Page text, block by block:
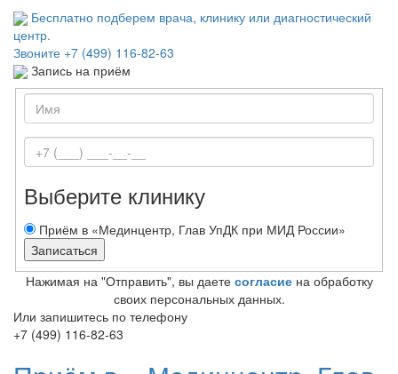
Бесплатно подберем врача, клинику или диагностический
центр.
Звоните +7 (499) 116-82-63
Запись на приём
Выберите клинику
Приём в «Мединцентр, Глав УпДК при МИД России»
Нажимая на "Отправить", вы даете согласиена обработку
своих персональных данных.
Или запишитесь по телефону
+7 (499) 116-82-63